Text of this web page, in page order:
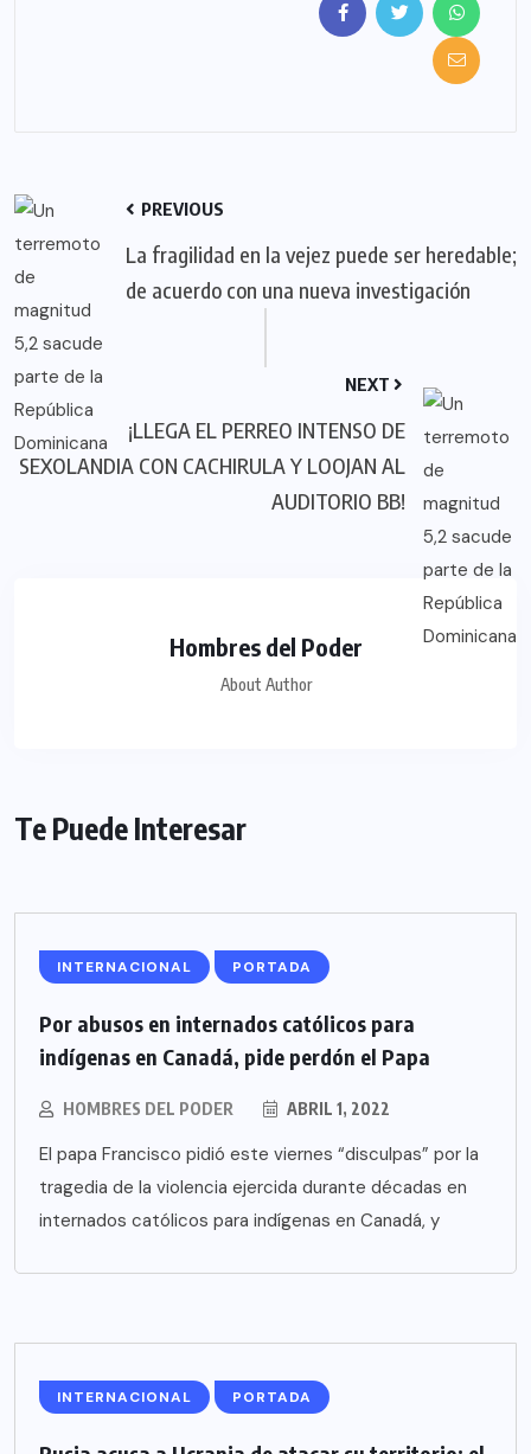
PREVIOUS
La fragilidad en la vejez puede ser heredable;
de acuerdo con una nueva investigación
NEXT
¡LLEGA EL PERREO INTENSO DE
SEXOLANDIA CON CACHIRULA Y LOOJAN AL
AUDITORIO BB!
Hombres del Poder
About Author
Te Puede Interesar
INTERNACIONAL PORTADA
Por abusos en internados católicos para
indígenas en Canadá, pide perdón el Papa
HOMBRES DEL PODER ABRIL 1, 2022
El papa Francisco pidió este viernes “disculpas” por la
tragedia de la violencia ejercida durante décadas en
internados católicos para indígenas en Canadá, y
INTERNACIONAL PORTADA